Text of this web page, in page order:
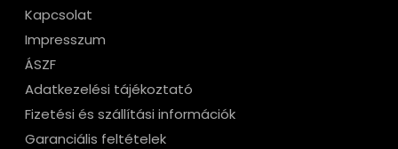
Kapcsolat
Impresszum
ÁSZF
Adatkezelési tájékoztató
Fizetési és szállítási információk
Garanciális feltételek